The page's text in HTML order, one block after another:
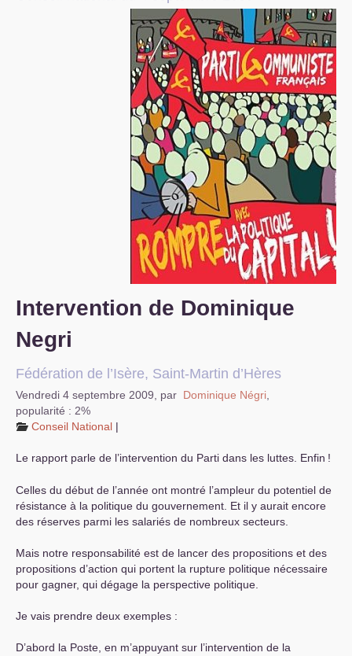
Intervention de Dominique
Negri
Fédération de l’Isère, Saint-Martin d’Hères
Vendredi 4 septembre 2009 par Dominique Négri
popularité : 2%
Conseil National |
Le rapport parle de l’intervention du Parti dans les luttes. Enfin !
Celles du début de l’année ont montré l’ampleur du potentiel de
résistance à la politique du gouvernement. Et il y aurait encore
des réserves parmi les salariés de nombreux secteurs.
Mais notre responsabilité est de lancer des propositions et des
propositions d’action qui portent la rupture politique nécessaire
pour gagner, qui dégage la perspective politique.
Je vais prendre deux exemples :
D’abord la Poste, en m’appuyant sur l’intervention de la